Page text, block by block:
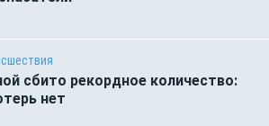
сбито рекордное количество:
нет